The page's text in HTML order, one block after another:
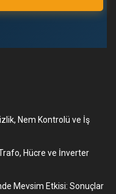
Nem Kontrolü ve İş
Hücre ve İnverter
Mevsim Etkisi: Sonuçlar